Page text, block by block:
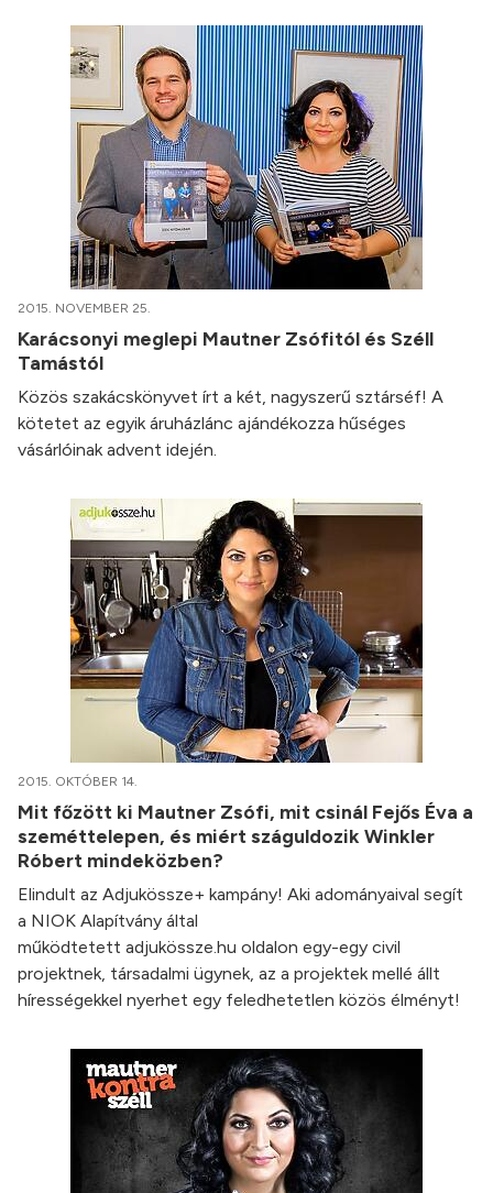
2015. NOVEMBER 25.
Karácsonyi meglepi Mautner Zsófitól és Széll
Tamástól
Közös szakácskönyvet írt a két, nagyszerű sztárséf! A
kötetet az egyik áruházlánc ajándékozza hűséges
vásárlóinak advent idején.
2015. OKTÓBER 14.
Mit főzött ki Mautner Zsófi, mit csinál Fejős Éva a
szeméttelepen, és miért száguldozik Winkler
Róbert mindeközben?
Elindult az Adjukössze+ kampány! Aki adományaival segít
a NIOK Alapítvány által
működtetett adjukössze.hu oldalon egy-egy civil
projektnek, társadalmi ügynek, az a projektek mellé állt
hírességekkel nyerhet egy feledhetetlen közös élményt!